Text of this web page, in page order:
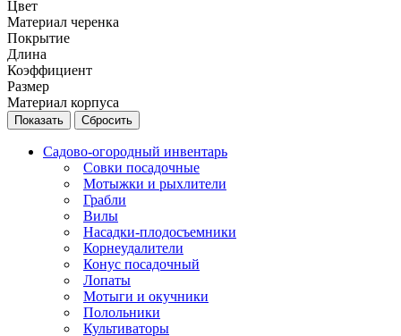
Цвет
Материал черенка
Покрытие
Длина
Коэффициент
Размер
Материал корпуса
Сбросить
Садово-огородный инвентарь
Совки посадочные
Мотыжки и рыхлители
Грабли
Вилы
Насадки-плодосъемники
Корнеудалители
Конус посадочный
Лопаты
Мотыги и окучники
Полольники
Культиваторы